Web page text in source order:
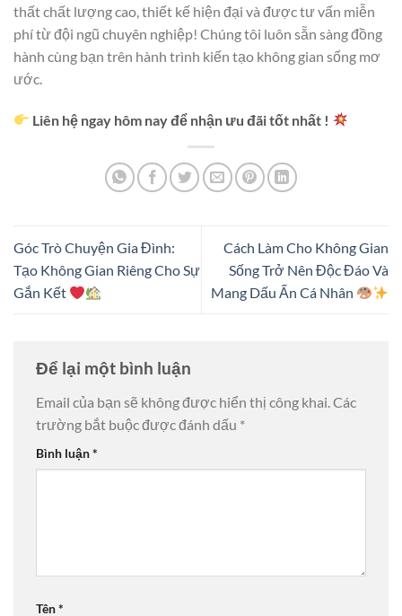
thất chất lượng cao, thiết kế hiện đại và được tư vấn miễn
phí từ đội ngũ chuyên nghiệp! Chúng tôi luôn sẵn sàng đồng
hành cùng bạn trên hành trình kiến tạo không gian sống mơ
ước.
Liên hệ ngay hôm nay để nhận ưu đãi tốt nhất !
Góc Trò Chuyện Gia Đình:
Tạo Không Gian Riêng Cho Sự
Gắn Kết
Cách Làm Cho Không Gian
Sống Trở Nên Độc Đáo Và
Mang Dấu Ấn Cá Nhân
Để lại một bình luận
Email của bạn sẽ không được hiển thị công khai.Các
trường bắt buộc được đánh dấu *
Bình luận*
Tên*